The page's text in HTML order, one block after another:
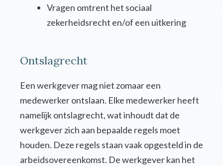
Vragen omtrent het sociaal
zekerheidsrecht en/of een uitkering
Ontslagrecht
Een werkgever mag niet zomaar een
medewerker ontslaan. Elke medewerker heeft
namelijk ontslagrecht, wat inhoudt dat de
werkgever zich aan bepaalde regels moet
houden. Deze regels staan vaak opgesteld in de
arbeidsovereenkomst. De werkgever kan het